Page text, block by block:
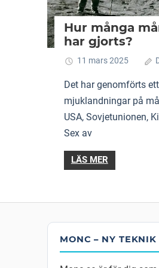
Hur många
har gjorts?
11 mars 2025
Det har genomförts
mjuklandningar på
USA, Sovjetunionen,
Sex av
LÄS MER
MONC – NY TEKNIK